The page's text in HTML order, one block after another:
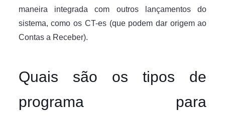
maneira integrada com outros lançamentos do
sistema, como os CT-es (que podem dar origem ao
Contas a Receber).
Quais são os tipos de
programa para